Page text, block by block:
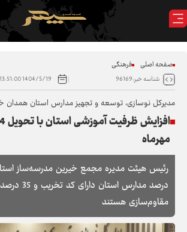
صفحه اصلی فرهنگی
شناسه خبر:96169 1404/5/19 13:51:00
مدیرکل نوسازی، توسعه و تجهیز مدارس استان همدان
مهرماه
درصد مدارس استان
مقاوم‌سازی هستند